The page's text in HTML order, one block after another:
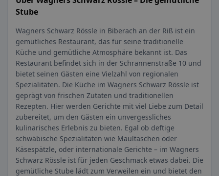
Stube
Wagners Schwarz Rössle in Biberach an der Riß ist ein
gemütliches Restaurant, das für seine traditionelle
Küche und gemütliche Atmosphäre bekannt ist. Das
Restaurant befindet sich in der Schrannenstraße 10 und
bietet seinen Gästen eine Vielzahl von regionalen
Spezialitäten. Die Küche im Wagners Schwarz Rössle ist
geprägt von frischen Zutaten und traditionellen
Rezepten. Hier werden Gerichte mit viel Liebe zum Detail
zubereitet, um den Gästen ein unvergessliches
kulinarisches Erlebnis zu bieten. Egal ob deftige
schwäbische Spezialitäten wie Maultaschen oder
Käsespätzle, oder internationale Gerichte – im Wagners
Schwarz Rössle ist für jeden Geschmack etwas dabei. Die
gemütliche Stube lädt zum Verweilen ein und bietet den